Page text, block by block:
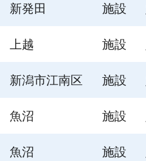
新発田 施設
上越 施設
新潟市江南区 施設
魚沼 施設
魚沼 施設